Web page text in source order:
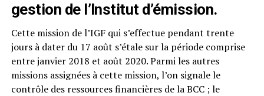
gestion de l’Institut d’émission.
Cette mission de l’IGF qui s’effectue pendant trente
jours à dater du 17 août s’étale sur la période comprise
entre janvier 2018 et août 2020. Parmi les autres
missions assignées à cette mission, l’on signale le
contrôle des ressources financières de la BCC ; le